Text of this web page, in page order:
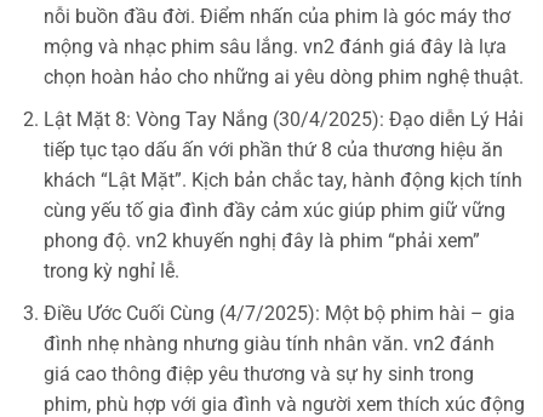
nỗi buồn đầu đời. Điểm nhấn của phim là góc máy thơ
mộng và nhạc phim sâu lắng. vn2 đánh giá đây là lựa
chọn hoàn hảo cho những ai yêu dòng phim nghệ thuật.
Lật Mặt 8: Vòng Tay Nắng (30/4/2025): Đạo diễn Lý Hải
tiếp tục tạo dấu ấn với phần thứ 8 của thương hiệu ăn
khách “Lật Mặt”. Kịch bản chắc tay, hành động kịch tính
cùng yếu tố gia đình đầy cảm xúc giúp phim giữ vững
phong độ. vn2 khuyến nghị đây là phim “phải xem”
trong kỳ nghỉ lễ.
Điều Ước Cuối Cùng (4/7/2025): Một bộ phim hài – gia
đình nhẹ nhàng nhưng giàu tính nhân văn. vn2 đánh
giá cao thông điệp yêu thương và sự hy sinh trong
phim, phù hợp với gia đình và người xem thích xúc động